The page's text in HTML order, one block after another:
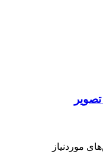
موردنیاز